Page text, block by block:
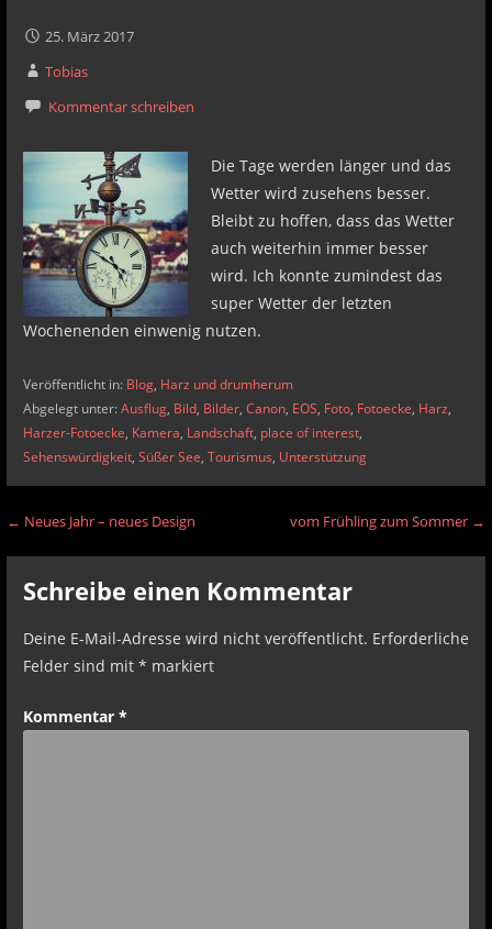
25. März 2017
Tobias
Kommentar schreiben
Die Tage werden länger und das
Wetter wird zusehens besser.
Bleibt zu hoffen, dass das Wetter
auch weiterhin immer besser
wird. Ich konnte zumindest das
super Wetter der letzten
Wochenenden einwenig nutzen.
Veröffentlicht in: Blog, Harz und drumherum
Abgelegt unter:Ausflug, Bild, Bilder, Canon, EOS, Foto, Fotoecke, Harz,
Harzer-Fotoecke, Kamera, Landschaft, place of interest,
Sehenswürdigkeit, Süßer See, Tourismus, Unterstützung
Beitragsnavigation
← Neues Jahr – neues Design vom Frühling zum Sommer →
Schreibe einen Kommentar
Deine E-Mail-Adresse wird nicht veröffentlicht. Erforderliche
Felder sind mit * markiert
Kommentar *